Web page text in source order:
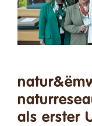
als erster